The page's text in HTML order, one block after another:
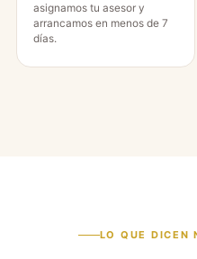
asignamos tu asesor y
arrancamos en menos de 7
días.
LO QUE DICEN